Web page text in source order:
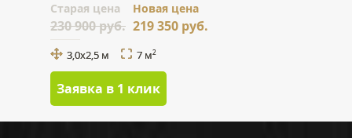
Cтарая цена
230 900 руб.
Новая цена
219 350 руб.
3,0x2,5 м 7 м2
Заявка в 1 клик